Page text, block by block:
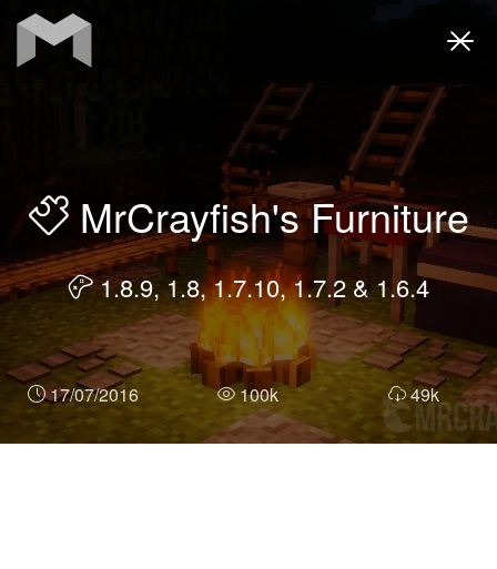
MrCrayfish's Furniture
1.8.9, 1.8, 1.7.10, 1.7.2 & 1.6.4
17/07/2016 100k 49k